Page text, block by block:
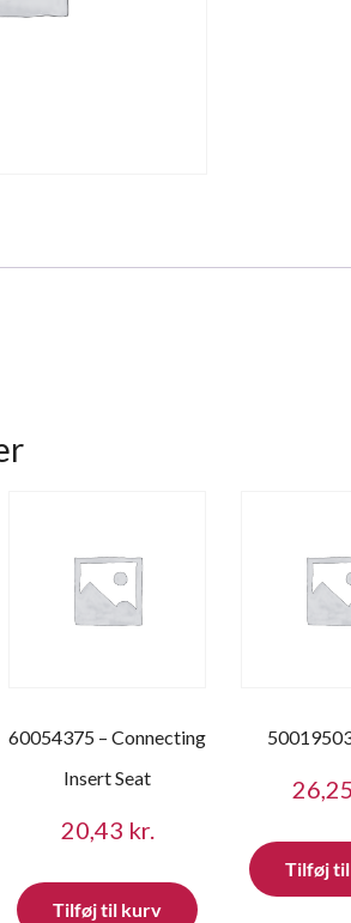
60054375 – Connecting
Insert Seat
20,43 kr.
Tilføj til kurv
26,25
Tilføj